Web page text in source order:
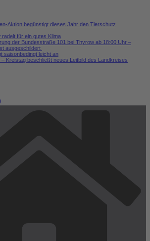
Aktion begünstigt dieses Jahr den Tierschutz
radelt für ein gutes Klima
der Bundesstraße 101 bei Thyrow ab 18:00 Uhr –
ausgeschildert
saisonbedingt leicht an
Kreistag beschließt neues Leitbild des Landkreises